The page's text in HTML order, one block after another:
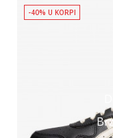
-40% U KORPI